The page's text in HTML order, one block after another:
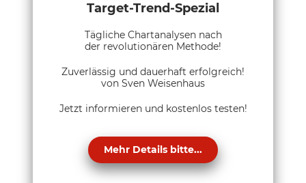
Target-Trend-Spezial
Tägliche Chartanalysen nach
der revolutionären Methode!
Zuverlässig und dauerhaft erfolgreich!
von Sven Weisenhaus
Jetzt informieren und kostenlos testen!
Mehr Details bitte...